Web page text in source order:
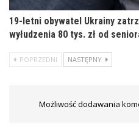
19-letni obywatel Ukrainy
wyłudzenia 80 tys. zł od
POPRZEDNI NASTĘPNY
Możliwość dodawania